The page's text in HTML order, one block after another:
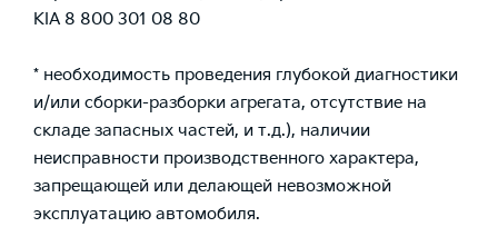
KIA 8 800 301 08 80
* необходимость проведения глубокой диагностики
и/или сборки-разборки агрегата, отсутствие на
складе запасных частей, и т.д.), наличии
неисправности производственного характера,
запрещающей или делающей невозможной
эксплуатацию автомобиля.